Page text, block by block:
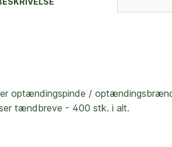
optændingspinde /
tændbreve - 400 stk. i alt.